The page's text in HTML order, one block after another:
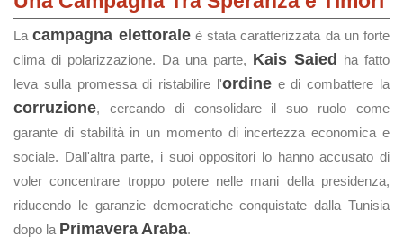
Lacampagna elettoraleè stata caratterizzata da un forte
clima di polarizzazione. Da una parte, Kais Saied
ha fatto
leva sulla promessa di ristabilire l'ordinee di combattere la
corruzione, cercando di consolidare il suo ruolo come
garante di stabilità in un momento di incertezza economica e
sociale. Dall'altra parte, i suoi oppositori lo hanno accusato di
voler concentrare troppo potere nelle mani della presidenza,
riducendo le garanzie democratiche conquistate dalla Tunisia
dopo la Primavera Araba.